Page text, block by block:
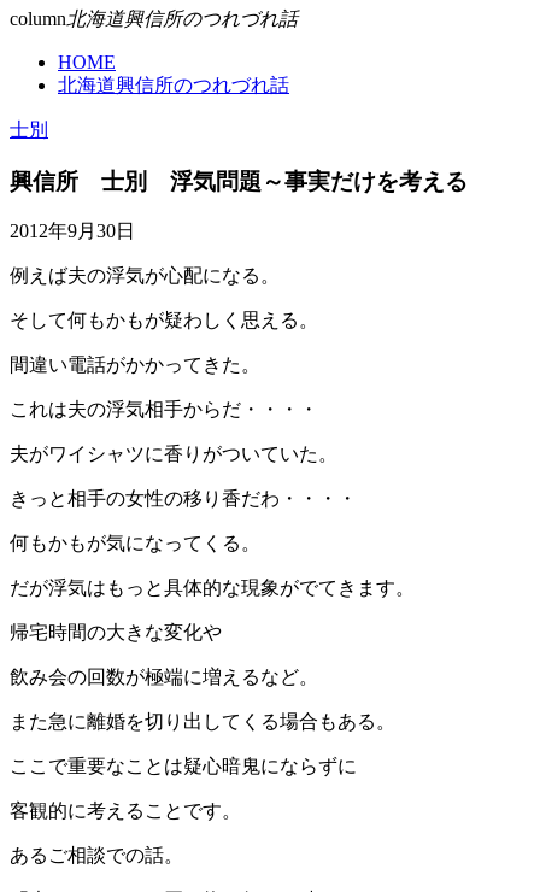
column北海道興信所のつれづれ話
HOME
北海道興信所のつれづれ話
士別
興信所 士別 浮気問題～事実だけを考える
2012年9月30日
例えば夫の浮気が心配になる。
そして何もかもが疑わしく思える。
間違い電話がかかってきた。
これは夫の浮気相手からだ・・・・
夫がワイシャツに香りがついていた。
きっと相手の女性の移り香だわ・・・・
何もかもが気になってくる。
だが浮気はもっと具体的な現象がでてきます。
帰宅時間の大きな変化や
飲み会の回数が極端に増えるなど。
また急に離婚を切り出してくる場合もある。
ここで重要なことは疑心暗鬼にならずに
客観的に考えることです。
あるご相談での話。